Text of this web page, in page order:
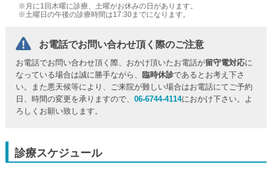
※月に1回木曜に診療、土曜がお休みの日があります。
※土曜日の午後の診療時間は17:30までになります。
お電話でお問い合わせ頂く際のご注意
お電話でお問い合わせ頂く際、おかけ頂いたお電話が留守電対応に
なっている場合は誠に勝手ながら、
臨時休診であるとお考え下さ
い。また悪天候等により、ご来院が難しい場合はお電話にてご予約
日、時間の変更を承りますので、06-6744-4114におかけ下さい。よ
ろしくお願い致します。
診療スケジュール